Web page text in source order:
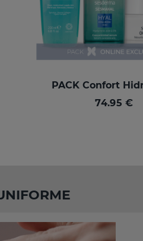
PACK Confort
74.95 €